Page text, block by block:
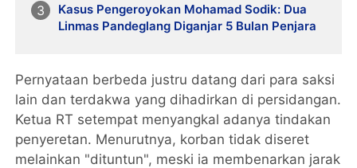
Kasus Pengeroyokan Mohamad Sodik: Dua
Linmas Pandeglang Diganjar 5 Bulan Penjara
Pernyataan berbeda justru datang dari para saksi
lain dan terdakwa yang dihadirkan di persidangan.
Ketua RT setempat menyangkal adanya tindakan
penyeretan. Menurutnya, korban tidak diseret
melainkan "dituntun", meski ia membenarkan jarak